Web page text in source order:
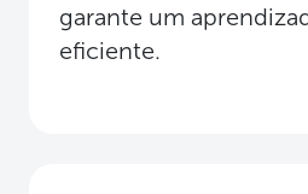
garante um
eficiente.